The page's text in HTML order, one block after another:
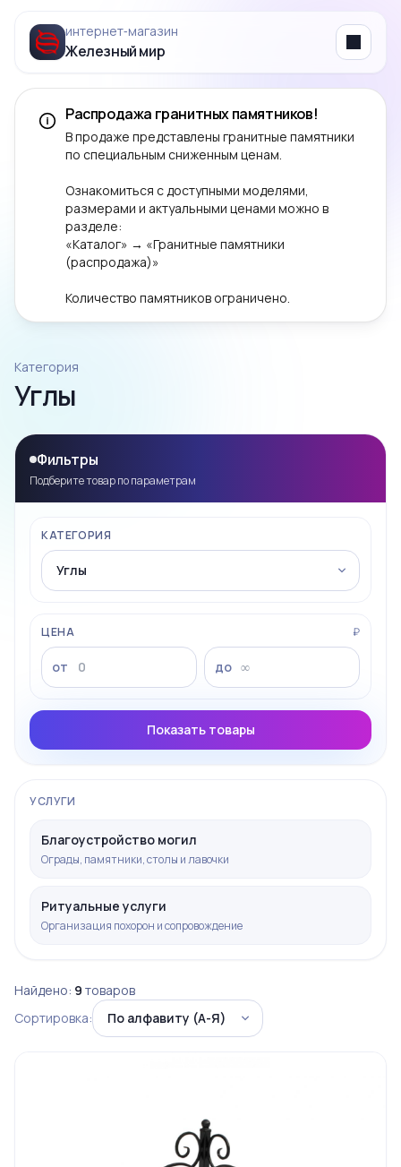
интернет‑магазин
Железный мир Menu
Распродажа гранитных памятников!
В продаже представлены гранитные памятники
по специальным сниженным ценам.
Ознакомиться с доступными моделями,
размерами и актуальными ценами можно в
разделе:
«Каталог» → «Гранитные памятники
(распродажа)»
Количество памятников ограничено.
Категория
Углы
Фильтры
Подберите товар по параметрам
КАТЕГОРИЯ
ЦЕНА ₽
от до
Показать товары
УСЛУГИ
Благоустройство могил
Ограды, памятники, столы и лавочки
Ритуальные услуги
Организация похорон и сопровождение
Найдено: 9 товаров
Сортировка: